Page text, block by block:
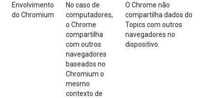
Envolvimento
do Chromium
No caso de
computadores,
o Chrome
compartilha
com outros
navegadores
baseados no
Chromium o
mesmo
contexto de
O Chrome não
compartilha dados do
Topics com outros
navegadores no
dispositivo.